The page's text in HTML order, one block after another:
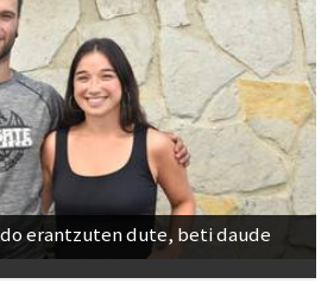
erantzuten dute, beti daude